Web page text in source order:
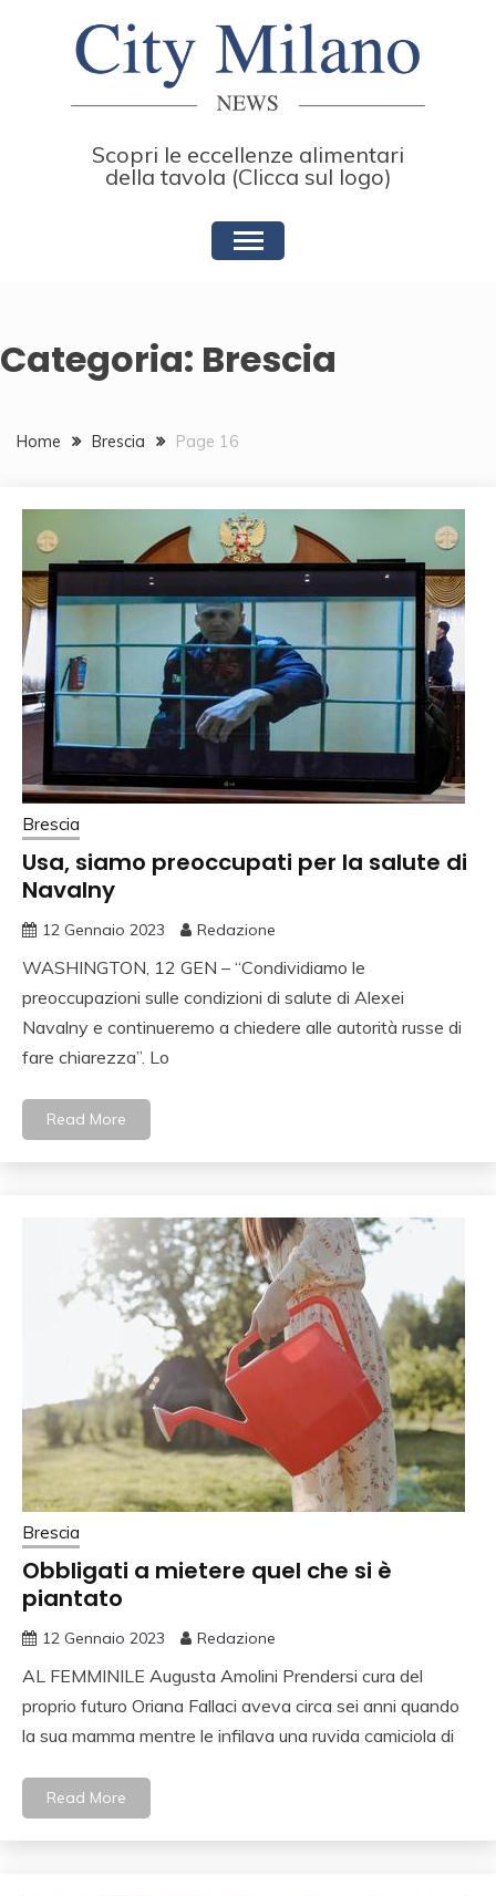
Scopri le eccellenze alimentari
della tavola (Clicca sul logo)
Categoria: Brescia
Home Brescia Page 16
Brescia
Usa, siamo preoccupati per la salute di
Navalny
12 Gennaio 2023 Redazione
WASHINGTON, 12 GEN – “Condividiamo le
preoccupazioni sulle condizioni di salute di Alexei
Navalny e continueremo a chiedere alle autorità russe di
fare chiarezza”. Lo
Read More
Brescia
Obbligati a mietere quel che si è
piantato
12 Gennaio 2023 Redazione
AL FEMMINILE Augusta Amolini Prendersi cura del
proprio futuro Oriana Fallaci aveva circa sei anni quando
la sua mamma mentre le infilava una ruvida camiciola di
Read More